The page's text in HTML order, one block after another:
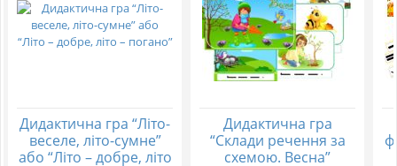
Дидактична гра “Літо-
веселе, літо-сумне”
або “Літо – добре, літо
Дидактична гра
“Склади речення за
схемою. Весна”